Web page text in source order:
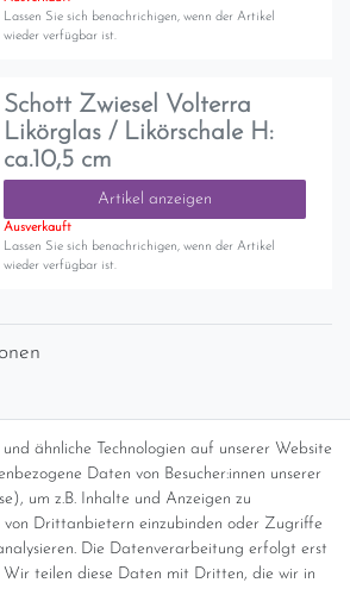
Lassen Sie sich benachrichigen, wenn der Artikel
wieder verfügbar ist.
Schott Zwiesel Volterra
Likörglas / Likörschale H:
ca.10,5 cm
Artikel anzeigen
Ausverkauft
Lassen Sie sich benachrichigen, wenn der Artikel
wieder verfügbar ist.
ähnliche Technologien auf unserer Website
Daten von Besucher:innen unserer
um z.B. Inhalte und Anzeigen zu
von Drittanbietern einzubinden oder Zugriffe
Die Datenverarbeitung erfolgt erst
Wir teilen diese Daten mit Dritten, die wir in
oder DHL (8,49 Euro ) inkl. MwSt.